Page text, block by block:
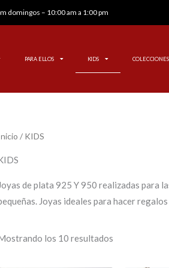
domingos – 10:00 am a 1:00 pm
PARA ELLOS KIDS COLECCIONES
/ KIDS
de plata 925 Y 950 realizadas para
Joyas ideales para hacer
los 10 resultados